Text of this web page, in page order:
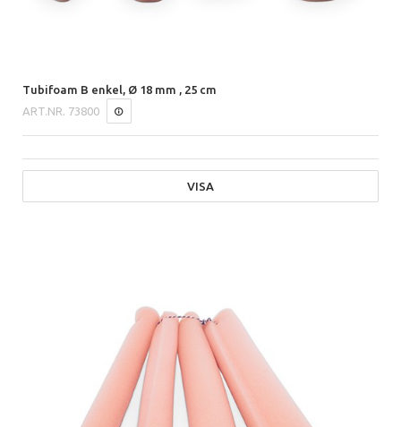
Tubifoam B enkel, Ø 18 mm , 25 cm
ART.NR. 73800
VISA